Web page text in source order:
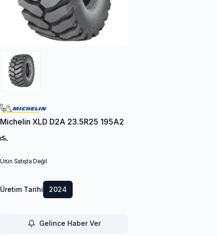
Michelin XLD D2A 23.5R25 195A2
Ürün Satışta Değil
Üretim Tarihi 2024
Gelince Haber Ver